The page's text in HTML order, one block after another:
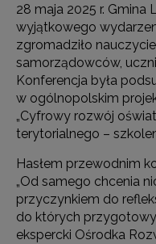
28 maja 2025 r.
wyjątkowego
zgromadziło
samorządowców,
Konferencja była
w ogólnopolskim
„Cyfrowy rozwój
terytorialnego –
Hasłem przewodnim
„Od samego chcenia
przyczynkiem do
do których
ekspercki Ośrodka